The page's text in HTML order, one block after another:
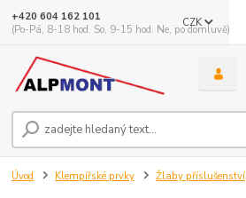
CZK
+420 604 162 101
(Po-Pá, 8-18 hod. So, 9-15 hod. Ne, po domluvě)
Úvod Klempířské prvky Žlaby příslušenství